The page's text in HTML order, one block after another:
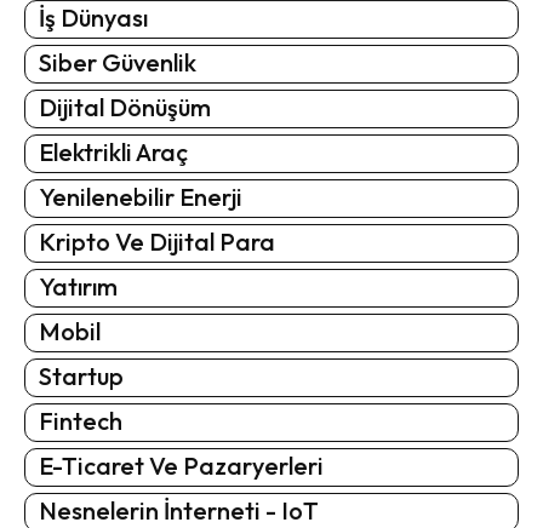
İş Dünyası
Siber Güvenlik
Dijital Dönüşüm
Elektrikli Araç
Yenilenebilir Enerji
Kripto Ve Dijital Para
Yatırım
Mobil
Startup
Fintech
E-Ticaret Ve Pazaryerleri
Nesnelerin İnterneti - IoT